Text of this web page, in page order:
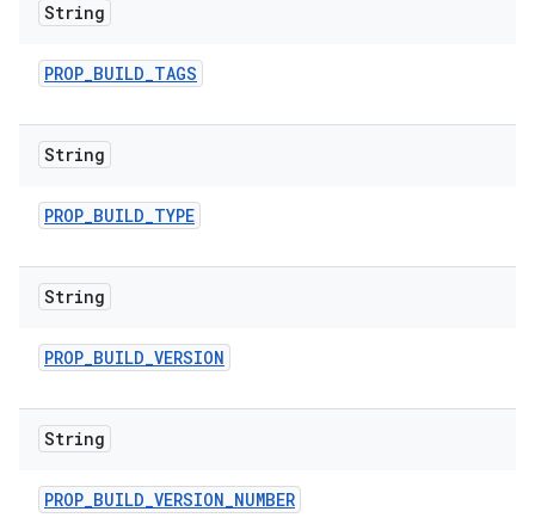
String
PROP_BUILD_TAGS
String
PROP_BUILD_TYPE
String
PROP_BUILD_VERSION
String
PROP_BUILD_VERSION_NUMBER